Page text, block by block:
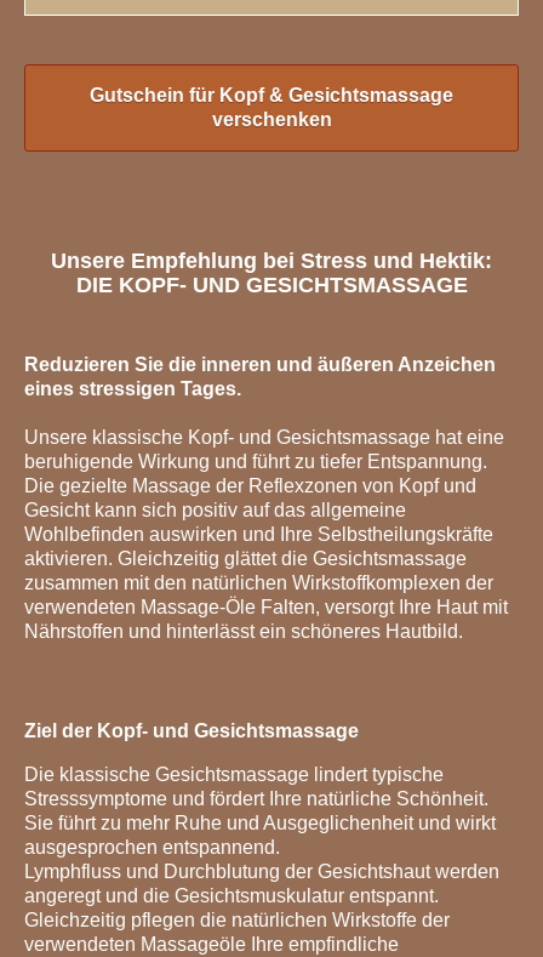
Gutschein für Kopf & Gesichtsmassage
verschenken
Unsere Empfehlung bei Stress und Hektik:
DIE KOPF- UND GESICHTSMASSAGE
Reduzieren Sie die inneren und äußeren Anzeichen
eines stressigen Tages.
Unsere klassische Kopf- und Gesichtsmassage hat eine
beruhigende Wirkung und führt zu tiefer Entspannung.
Die gezielte Massage der Reflexzonen von Kopf und
Gesicht kann sich positiv auf das allgemeine
Wohlbefinden auswirken und Ihre Selbstheilungskräfte
aktivieren. Gleichzeitig glättet die Gesichtsmassage
zusammen mit den natürlichen Wirkstoffkomplexen der
verwendeten Massage-Öle Falten, versorgt Ihre Haut mit
Nährstoffen und hinterlässt ein schöneres Hautbild.
Ziel der Kopf- und Gesichtsmassage
Die klassische Gesichtsmassage lindert typische
Stresssymptome und fördert Ihre natürliche Schönheit.
Sie führt zu mehr Ruhe und Ausgeglichenheit und wirkt
ausgesprochen entspannend.
Lymphfluss und Durchblutung der Gesichtshaut werden
angeregt und die Gesichtsmuskulatur entspannt.
Gleichzeitig pflegen die natürlichen Wirkstoffe der
verwendeten Massageöle Ihre empfindliche